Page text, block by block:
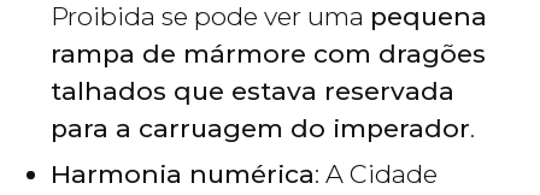
Proibida se pode ver uma pequena
rampa de mármore com dragões
talhados que estava reservada
para a carruagem do imperador.
Harmonia numérica: A Cidade